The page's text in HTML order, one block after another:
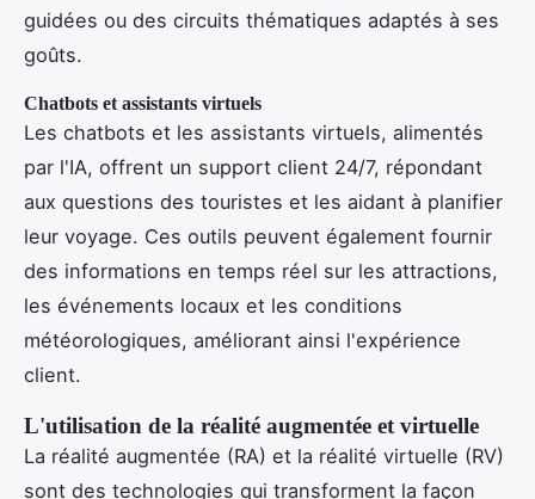
guidées ou des circuits thématiques adaptés à ses
goûts.
Chatbots et assistants virtuels
Les chatbots et les assistants virtuels, alimentés
par l'IA, offrent un support client 24/7, répondant
aux questions des touristes et les aidant à planifier
leur voyage. Ces outils peuvent également fournir
des informations en temps réel sur les attractions,
les événements locaux et les conditions
météorologiques, améliorant ainsi l'expérience
client.
L'utilisation de la réalité augmentée et virtuelle
La réalité augmentée (RA) et la réalité virtuelle (RV)
sont des technologies qui transforment la façon